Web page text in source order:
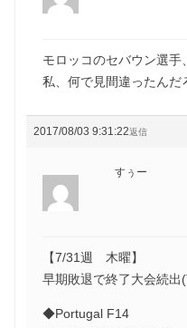
モロッコのセバウン選
私、何で見間違ったんだ
2017/08/03 9:31:22返信
すぅー
【7/31週 木曜】
早期敗退で終了大会続出
◆Portugal F14